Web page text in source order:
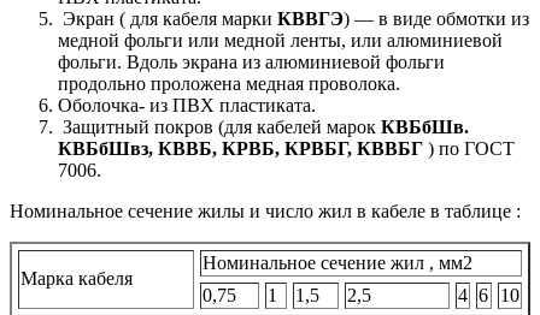
Экран ( для кабеля марки КВВГЭ) — в виде обмотки из
медной фольги или медной ленты, или алюминиевой
фольги. Вдоль экрана из алюминиевой фольги
продольно проложена медная проволока.
Оболочка- из ПВХ пластиката.
Защитный покров (для кабелей марок КВБбШв.
КВБбШвз, КВВБ, КРВБ, КРВБГ, КВВБГ ) по ГОСТ
7006.
Номинальное сечение жилы и число жил в кабеле в таблице :
Марка кабеля
Номинальное сечение жил , мм2
0,75
1 1,5 2,5 4 6
10